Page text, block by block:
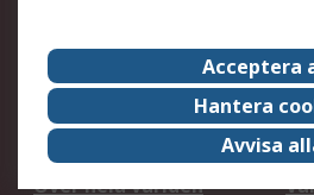
Om RS
Det juridiska
Jobba hos RS
Över hela världen
Acceptera
Hantera
Avvisa